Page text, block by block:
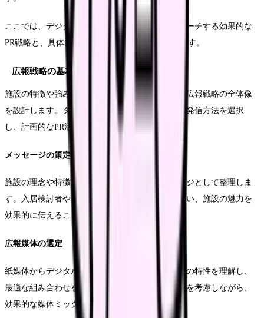
ここでは、デジタルとアナログの両面からアプローチする効果的な
PR戦略と、具体的な実施方法についてご説明します。
広報戦略の基本設計
施設の特徴や強みを効果的に伝えるため、まずは広報戦略の全体像
を設計します。ターゲット層に応じた適切な情報発信方法を選択
し、計画的なPR活動を展開していきます。
メッセージの策定
施設の理念や特徴を簡潔で分かりやすいメッセージとして整理しま
す。入居検討者やそのご家族の心に響く表現を用い、施設の魅力を
効果的に伝えることを心がけます。
広報媒体の選定
紙媒体からデジタルツールまで、様々な広報媒体の特性を理解し、
最適な組み合わせを選択します。予算や人員体制を考慮しながら、
効果的な媒体ミックスを実現します。